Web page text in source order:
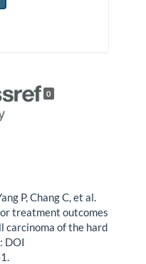
0
P, Chang C, et al.
treatment outcomes
carcinoma of the hard
DOI